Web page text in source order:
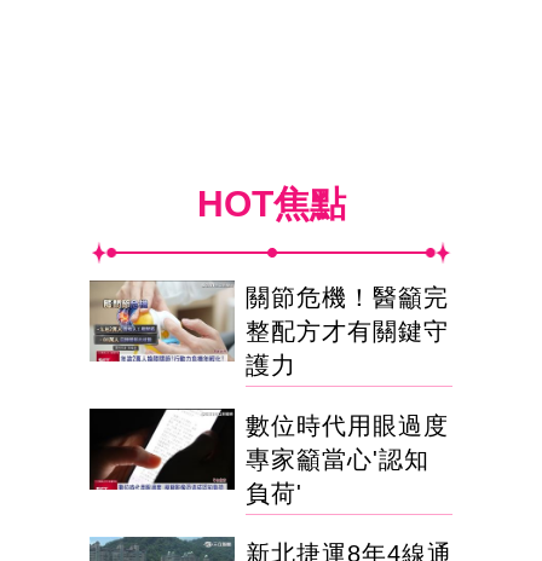
HOT焦點
關節危機！醫籲完
整配方才有關鍵守
護力
數位時代用眼過度
專家籲當心'認知
負荷'
新北捷運8年4線通